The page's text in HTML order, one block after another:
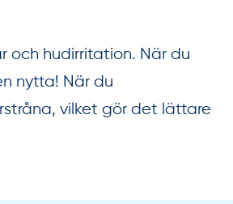
och hudirritation. När du
nytta! När du
vilket gör det lättare